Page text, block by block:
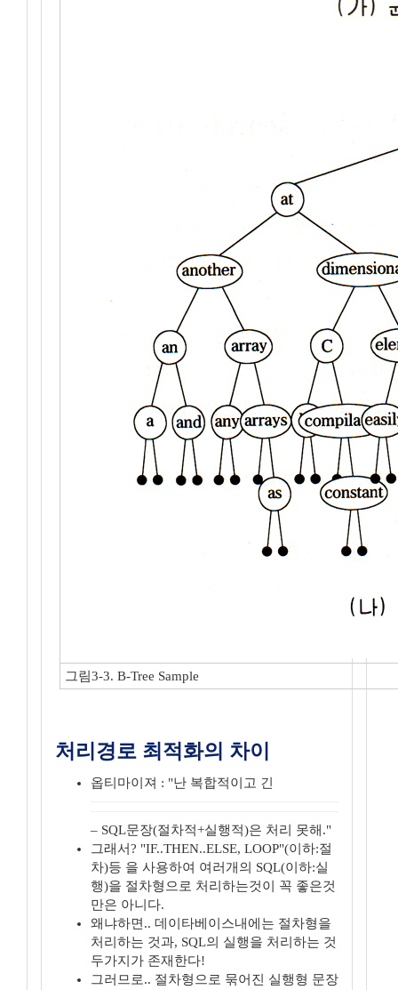
그림3-3. B-Tree Sample
처리경로 최적화의 차이
옵티마이져 : "난 복합적이고 긴
– SQL문장(절차적+실행적)은 처리 못해."
그래서? "IF..THEN..ELSE, LOOP"(이하:절
차)등 을 사용하여 여러개의 SQL(이하:실
행)을 절차형으로 처리하는것이 꼭 좋은것
만은 아니다.
왜냐하면.. 데이타베이스내에는 절차형을
처리하는 것과, SQL의 실행을 처리하는 것
두가지가 존재한다!
그러므로.. 절차형으로 묶어진 실행형 문장